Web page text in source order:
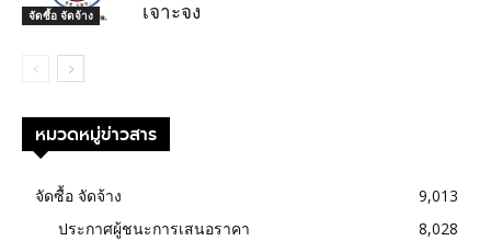
จัดซื้อ จัดจ้าง
เจาะจง
หมวดหมู่ข่าวสาร
จัดซื้อ จัดจ้าง
9,013
ประกาศผู้ชนะการเสนอราคา
8,028